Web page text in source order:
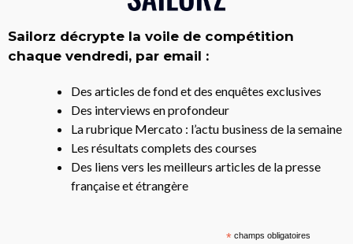
Sailorz décrypte la voile de compétition
chaque vendredi, par email :
Des articles de fond et des enquêtes exclusives
Des interviews en profondeur
La rubrique Mercato : l’actu business de la semaine
Les résultats complets des courses
Des liens vers les meilleurs articles de la presse
française et étrangère
*champs obligatoires